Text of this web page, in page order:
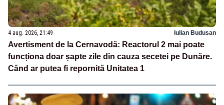
4 aug. 2026, 21:49 Iulian Budusan
Avertisment de la Cernavodă: Reactorul 2 mai poate
funcționa doar șapte zile din cauza secetei pe Dunăre.
Când ar putea fi repornită Unitatea 1